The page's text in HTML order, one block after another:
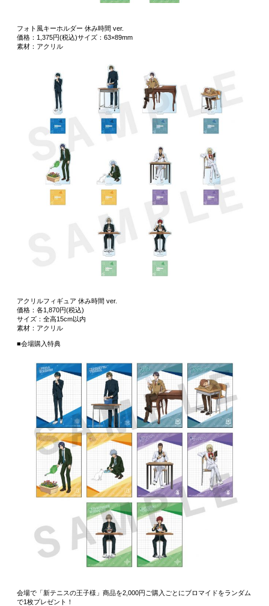
フォト風キーホルダー 休み時間 ver.
価格：1,375円(税込)サイズ：63×89mm
素材：アクリル
アクリルフィギュア 休み時間 ver.
価格：各1,870円(税込)
サイズ：全高15cm以内
素材：アクリル
■会場購入特典
会場で「新テニスの王子様」商品を2,000円ご購入ごとにブロマイドをランダム
で1枚プレゼント！